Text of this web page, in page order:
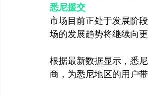
悉尼援交
市场目前正处于发展阶
根据最新数据显示，悉
商，为悉尼地区的用户